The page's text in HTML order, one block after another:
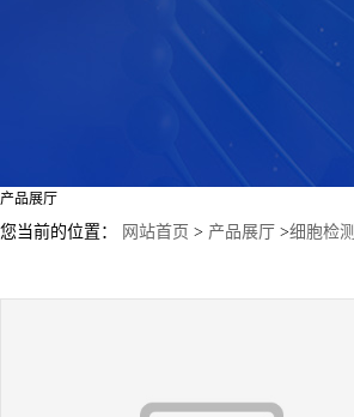
产品展厅
您当前的位置： 网站首页 > 产品展厅 >细胞检测